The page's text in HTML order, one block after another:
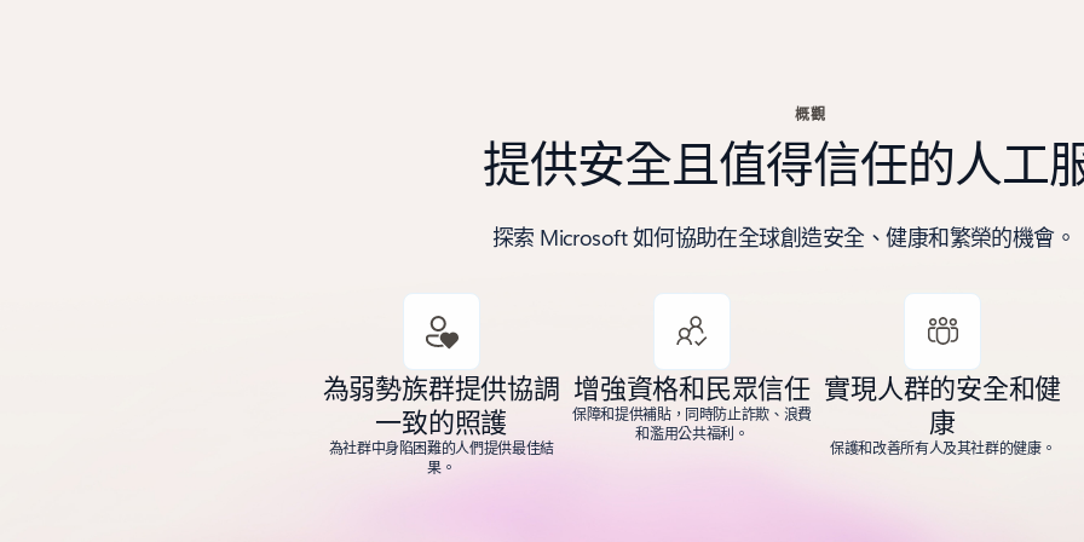
概觀
提供安全且值得信任的人工
探索 Microsoft 如何協助在全球創造安全、健康和繁榮的機會。
為弱勢族群提供協調
一致的照護
為社群中身陷困難的人們提供最佳結
果。
增強資格和民眾信任
保障和提供補貼，同時防止詐欺、浪費
和濫用公共福利。
實現人群的安全和健
康
保護和改善所有人及其社群的健康。